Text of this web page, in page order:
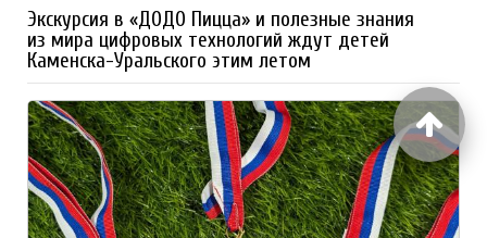
Экскурсия в «ДОДО Пицца» и полезные знания
из мира цифровых технологий ждут детей
Каменска-Уральского этим летом